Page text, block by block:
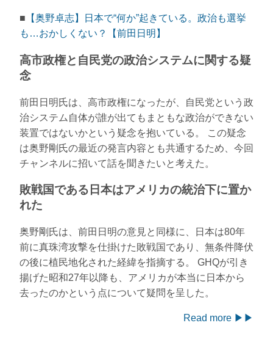
■ 【奥野卓志】日本で“何か”起きている。政治も選挙
も…おかしくない？【前田日明】
高市政権と自民党の政治システムに関する疑
念
前田日明氏は、高市政権になったが、自民党という政
治システム自体が誰が出てもまともな政治ができない
装置ではないかという疑念を抱いている。 この疑念
は奥野剛氏の最近の発言内容とも共通するため、今回
チャンネルに招いて話を聞きたいと考えた。
敗戦国である日本はアメリカの統治下に置か
れた
奥野剛氏は、前田日明の意見と同様に、日本は80年
前に真珠湾攻撃を仕掛けた敗戦国であり、無条件降伏
の後に植民地化された経緯を指摘する。 GHQが引き
揚げた昭和27年以降も、アメリカが本当に日本から
去ったのかという点について疑問を呈した。
Read more ▶▶